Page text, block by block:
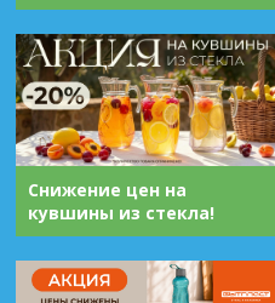
Снижение цен на
кувшины из стекла!